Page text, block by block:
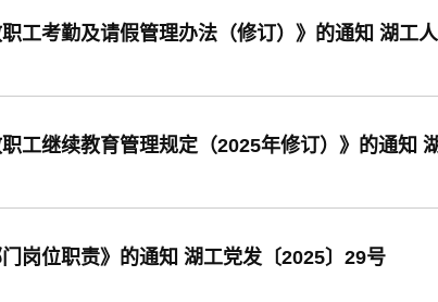
工考勤及请假管理办法（修订）》的通知 湖工
工继续教育管理规定（2025年修订）》的通知
岗位职责》的通知 湖工党发〔2025〕29号